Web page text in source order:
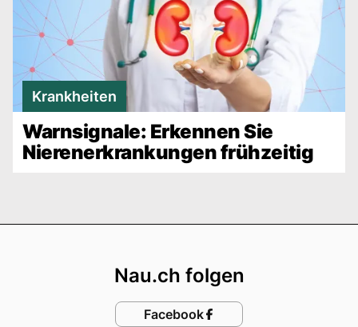
Krankheiten
Warnsignale: Erkennen Sie
Nierenerkrankungen frühzeitig
Nau.ch folgen
Facebook